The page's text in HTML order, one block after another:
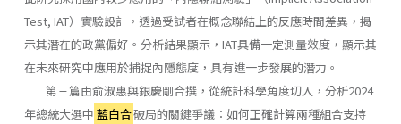
Test, IAT）實驗設計，透過受試者在概念聯結上的反應時間差異，揭
示其潛在的政黨偏好。分析結果顯示，IAT具備一定測量效度，顯示其
在未來研究中應用於捕捉內隱態度，具有進一步發展的潛力。
第三篇由俞淑惠與銀慶剛合撰，從統計科學角度切入，分析2024
年總統大選中 藍白合破局的關鍵爭議：如何正確計算兩種組合支持